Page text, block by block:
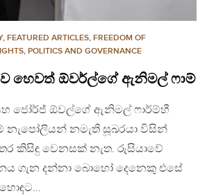
, FEATURED ARTICLES, FREEDOM OF
, POLITICS AND GOVERNANCE
හෙවත් ඕවර්ල්ගේ ඇනිමල් ෆාම්
ජෝර්ජ් ඕවල්ගේ ඇනිමල් ෆාර්ම්හී
නැපෝලියන් නමැති සූඛරයා විසින්
කිසිඳු වෙනසක් නැත. රුසියාවේ
ගැන දන්නා බොහෝ දෙනෙකු එසේ